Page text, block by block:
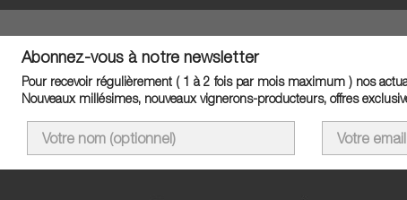
Abonnez-vous à notre newsletter
Pour recevoir régulièrement ( 1 à 2 fois par mois maximum ) nos
Nouveaux millésimes, nouveaux vignerons-producteurs, offres